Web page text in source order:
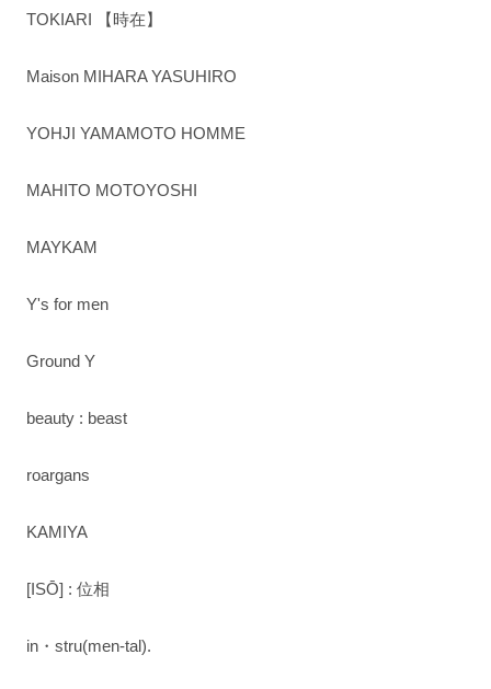
TOKIARI 【時在】
Maison MIHARA YASUHIRO
YOHJI YAMAMOTO HOMME
MAHITO MOTOYOSHI
MAYKAM
Y's for men
Ground Y
beauty : beast
roargans
KAMIYA
[ISŌ] : 位相
in・stru(men-tal).